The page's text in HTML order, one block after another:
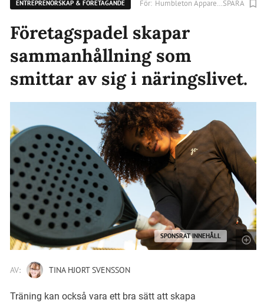
ENTREPRENÖRSKAP & FÖRETAGANDE För: Humbleton Apparel ABSPARA
Företagspadel skapar
sammanhållning som
smittar av sig i näringslivet.
SPONSRAT INNEHÅLL
AV: TINA HJORT SVENSSON
Träning kan också vara ett bra sätt att skapa